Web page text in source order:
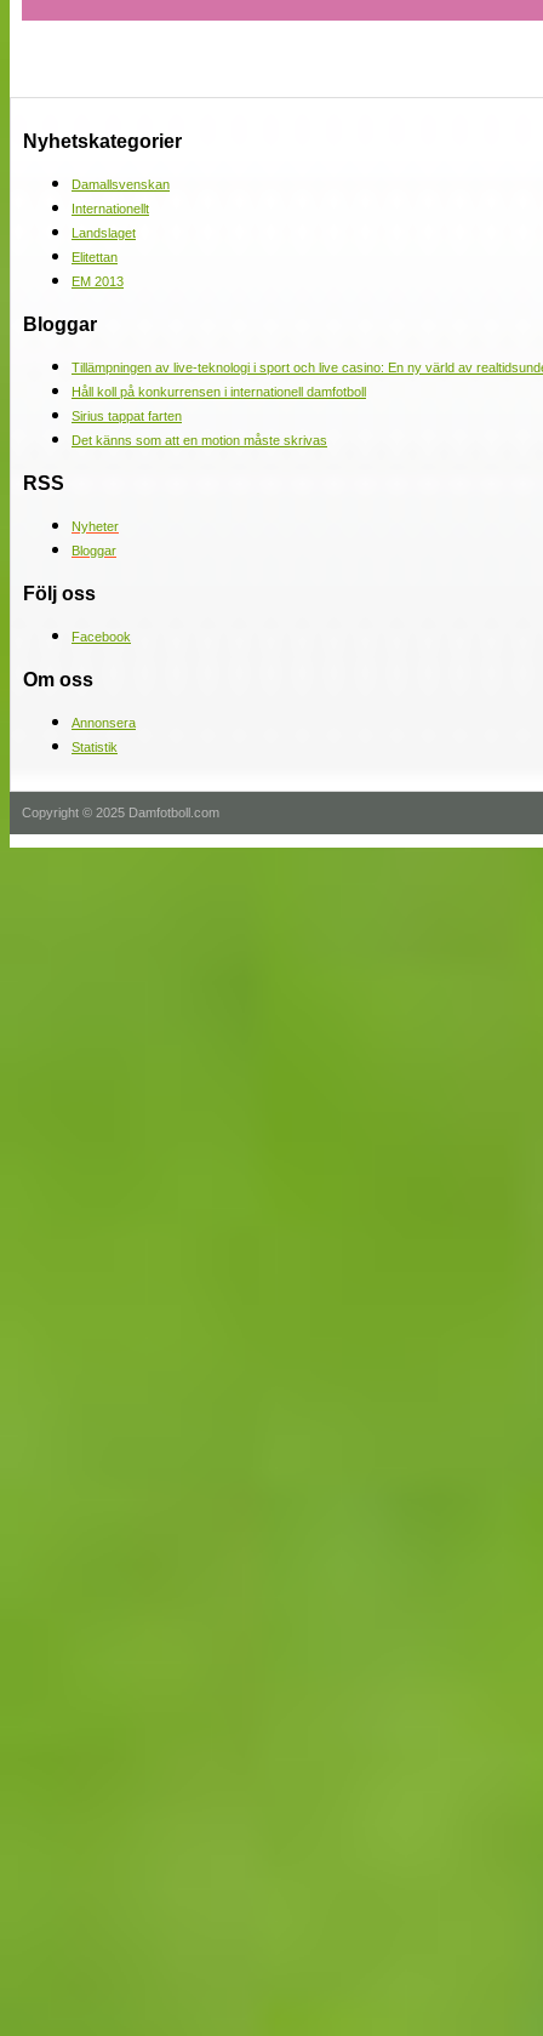
Nyhetskategorier
Damallsvenskan
Internationellt
Landslaget
Elitettan
EM 2013
Bloggar
Tillämpningen av live-teknologi i sport och live casino: En ny värld av
Håll koll på konkurrensen i internationell damfotboll
Sirius tappat farten
Det känns som att en motion måste skrivas
RSS
Nyheter
Bloggar
Följ oss
Facebook
Om oss
Annonsera
Statistik
Copyright © 2025 Damfotboll.com